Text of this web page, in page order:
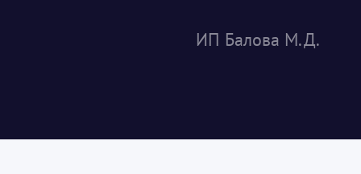
ИП Балова М.Д.